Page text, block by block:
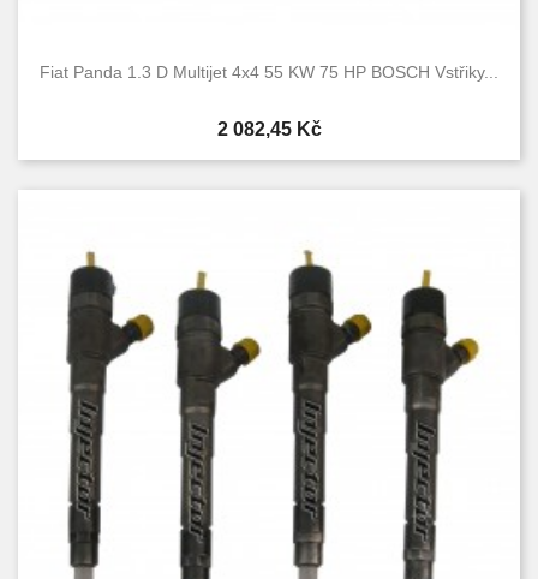
Fiat Panda 1.3 D Multijet 4x4 55 KW 75 HP BOSCH Vstřiky...
Cena
2 082,45 Kč